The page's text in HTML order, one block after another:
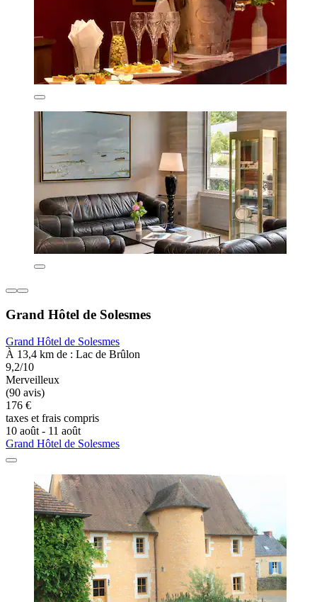
Grand Hôtel de Solesmes
Grand Hôtel de Solesmes
À 13,4 km de : Lac de Brûlon
9,2/10
Merveilleux
(90 avis)
176 €
taxes et frais compris
10 août - 11 août
Grand Hôtel de Solesmes